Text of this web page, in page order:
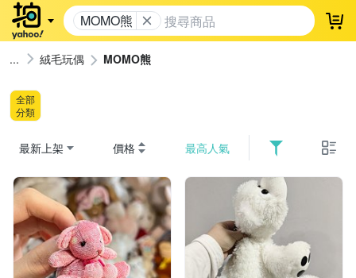
MOMO熊 登
絨毛玩偶 MOMO熊
全部
分類
最新上架 價格 最高人氣